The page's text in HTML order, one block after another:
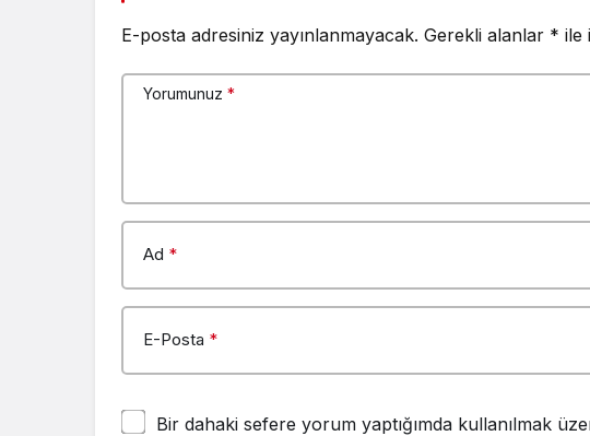
E-posta adresiniz yayınlanmayacak. Gerekli alanlar * ile
Yorumunuz *
Ad *
E-Posta *
Bir dahaki sefere yorum yaptığımda kullanılmak